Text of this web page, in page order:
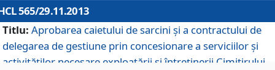
565/29.11.2013
Titlu: Aprobarea caietului de sarcini şi a contractului de
delegarea de gestiune prin concesionare a serviciilor şi
activităţilor necesare exploatării şi întreţinerii Cimitirului